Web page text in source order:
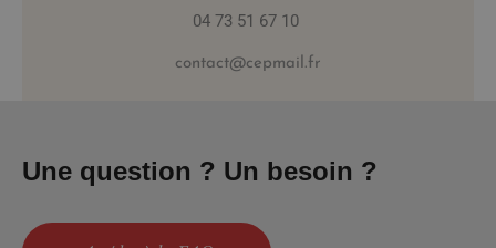
04 73 51 67 10
contact@cepmail.fr
Une question ? Un besoin ?